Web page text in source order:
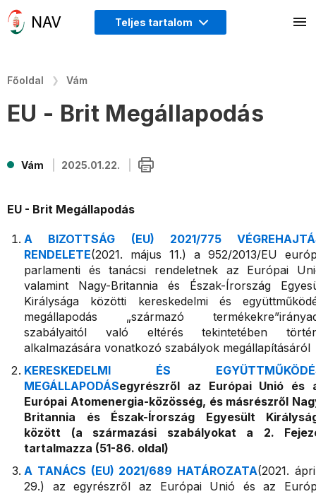
Teljes tartalom
Főoldal Vám
EU - Brit Megállapodás
Vám 2025.01.22.
EU - Brit Megállapodás
A BIZOTTSÁG (EU) 2021/775
RENDELETE(2021. május 11.) a 952/2013/EU
parlamenti és tanácsi rendeletnek az Európai
valamint Nagy-Britannia és Észak-Írország
Királysága közötti kereskedelmi és
megállapodás „származó
szabályaitól való eltérés tekintetében
alkalmazására vonatkozó szabályok megállapításáról
KERESKEDELMI ÉS
MEGÁLLAPODÁSegyrészről az Európai Unió és
Európai Atomenergia-közösség, és másrészről
Britannia és Észak-Írország Egyesült
között (a származási szabályokat a 2.
tartalmazza (51-86. oldal)
A TANÁCS (EU) 2021/689 HATÁROZATA(2021.
29.) az egyrészről az Európai Unió és az